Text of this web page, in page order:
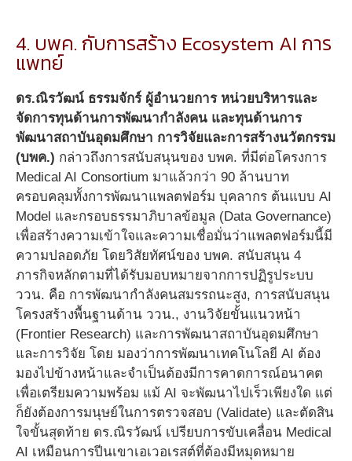
4. บพค. กับการสร้าง Ecosystem AI การ
แพทย์
ดร.ณิรวัฒน์ ธรรมจักร์ ผู้อำนวยการ หน่วยบริหารและ
จัดการทุนด้านการพัฒนากำลังคน และทุนด้านการ
พัฒนาสถาบันอุดมศึกษา การวิจัยและการสร้างนวัตกรรม
(บพค.) กล่าวถึงการสนับสนุนของ บพค. ที่มีต่อโครงการ
Medical AI Consortium มาแล้วกว่า 90 ล้านบาท
ครอบคลุมทั้งการพัฒนาแพลตฟอร์ม บุคลากร ต้นแบบ AI
Model และกรอบธรรมาภิบาลข้อมูล (Data Governance)
เพื่อสร้างความเข้าใจและความเชื่อมั่นว่าแพลตฟอร์มนี้มี
ความปลอดภัย โดยวิสัยทัศน์ของ บพค. สนับสนุน 4
ภารกิจหลักตามที่ได้รับมอบหมายจากการปฏิรูประบบ
ววน. คือ การพัฒนากำลังคนสมรรถนะสูง, การสนับสนุน
โครงสร้างพื้นฐานด้าน ววน., งานวิจัยขั้นแนวหน้า
(Frontier Research) และการพัฒนาสถาบันอุดมศึกษา
และการวิจัย โดย มองว่าการพัฒนาเทคโนโลยี AI ต้อง
มองไปข้างหน้าและจำเป็นต้องมีการคาดการณ์อนาคต
เพื่อเตรียมความพร้อม แม้ AI จะพัฒนาไปเร็วเพียงใด แต่
ก็ยังต้องการมนุษย์ในการตรวจสอบ (Validate) และตัดสิน
ใจขั้นสุดท้าย ดร.ณิรวัฒน์ เปรียบการขับเคลื่อน Medical
AI เหมือนการปีนเขาเอเวอเรสต์ที่ต้องมีหมุดหมาย